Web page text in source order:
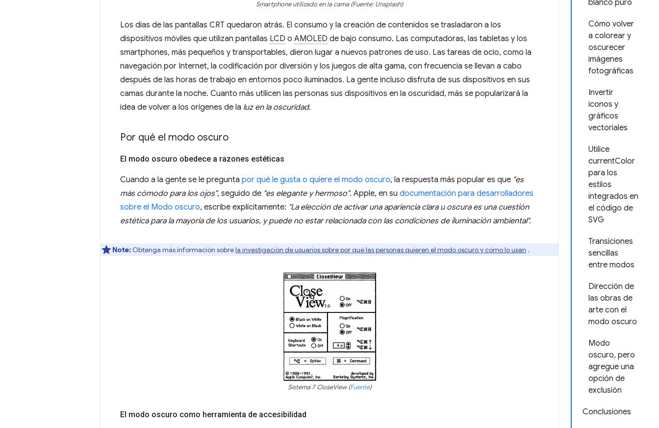
blanco puro
Cómo volver
a colorear y
oscurecer
imágenes
fotográficas
Invertir
iconos y
gráficos
vectoriales
Utilice
currentColor
para los
estilos
integrados en
el código de
SVG
Transiciones
sencillas
entre modos
Dirección de
las obras de
arte con el
modo oscuro
Modo
oscuro, pero
agregue una
opción de
exclusión
Conclusiones
Smartphone utilizado en la cama (Fuente: Unsplash)
Los días de las pantallas CRT quedaron atrás. El consumo y la creación de contenidos se trasladaron a los
dispositivos móviles que utilizan pantallas LCD o AMOLED de bajo consumo. Las computadoras, las tabletas y los
smartphones, más pequeños y transportables, dieron lugar a nuevos patrones de uso. Las tareas de ocio, como la
navegación por Internet, la codificación por diversión y los juegos de alta gama, con frecuencia se llevan a cabo
después de las horas de trabajo en entornos poco iluminados. La gente incluso disfruta de sus dispositivos en sus
camas durante la noche. Cuanto más utilicen las personas sus dispositivos en la oscuridad, más se popularizará la
idea de volver a los orígenes de la luz en la oscuridad.
Por qué el modo oscuro
El modo oscuro obedece a razones estéticas
Cuando a la gente se le pregunta por qué le gusta o quiere el modo oscuro, la respuesta más popular es que "es
más cómodo para los ojos", seguido de "es elegante y hermoso". Apple, en su documentación para desarrolladores
sobre el Modo oscuro, escribe explícitamente: "La elección de activar una apariencia clara u oscura es una cuestión
estética para la mayoría de los usuarios, y puede no estar relacionada con las condiciones de iluminación ambiental".
Note: Obtenga más información sobrela investigación de usuarios sobre por qué las personas quieren el modo oscuro y cómo lo usan .
Sistema 7 CloseView (Fuente)
El modo oscuro como herramienta de accesibilidad